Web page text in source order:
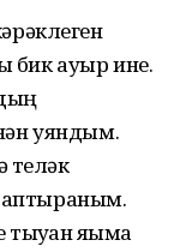
бик ауыр ине.
уяндым.
теләк
аптыраным.
яғыма